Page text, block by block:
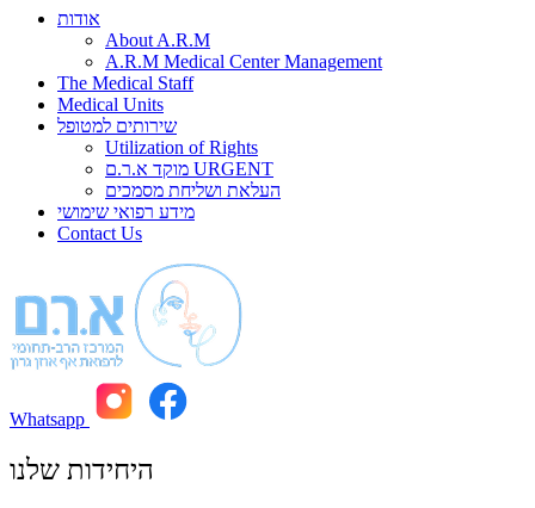
אודות
About A.R.M
A.R.M Medical Center Management
The Medical Staff
Medical Units
שירותים למטופל
Utilization of Rights
מוקד א.ר.ם URGENT
העלאת ושליחת מסמכים
מידע רפואי שימושי
Contact Us
Whatsapp
היחידות שלנו